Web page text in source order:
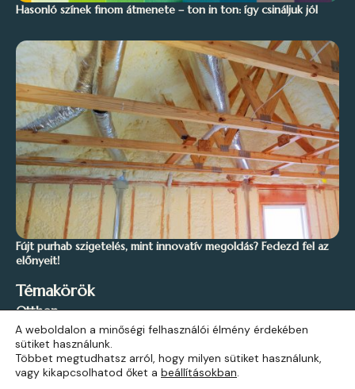
Hasonló színek finom átmenete – ton in ton: így csináljuk jól
Fújt purhab szigetelés, mint innovatív megoldás? Fedezd fel az
előnyeit!
Témakörök
Otthon
Stílus és Inspiráció
Kert és Szabadidő
Építkezés
A weboldalon a minőségi felhasználói élmény érdekében
sütiket használunk.
Többet megtudhatsz arról, hogy milyen sütiket használunk,
vagy kikapcsolhatod őket a beállításokban.